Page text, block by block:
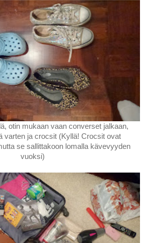
otin mukaan vaan converset jalkaan,
varten ja crocsit (Kyllä! Crocsit ovat
se sallittakoon lomalla kävevyyden
vuoksi)